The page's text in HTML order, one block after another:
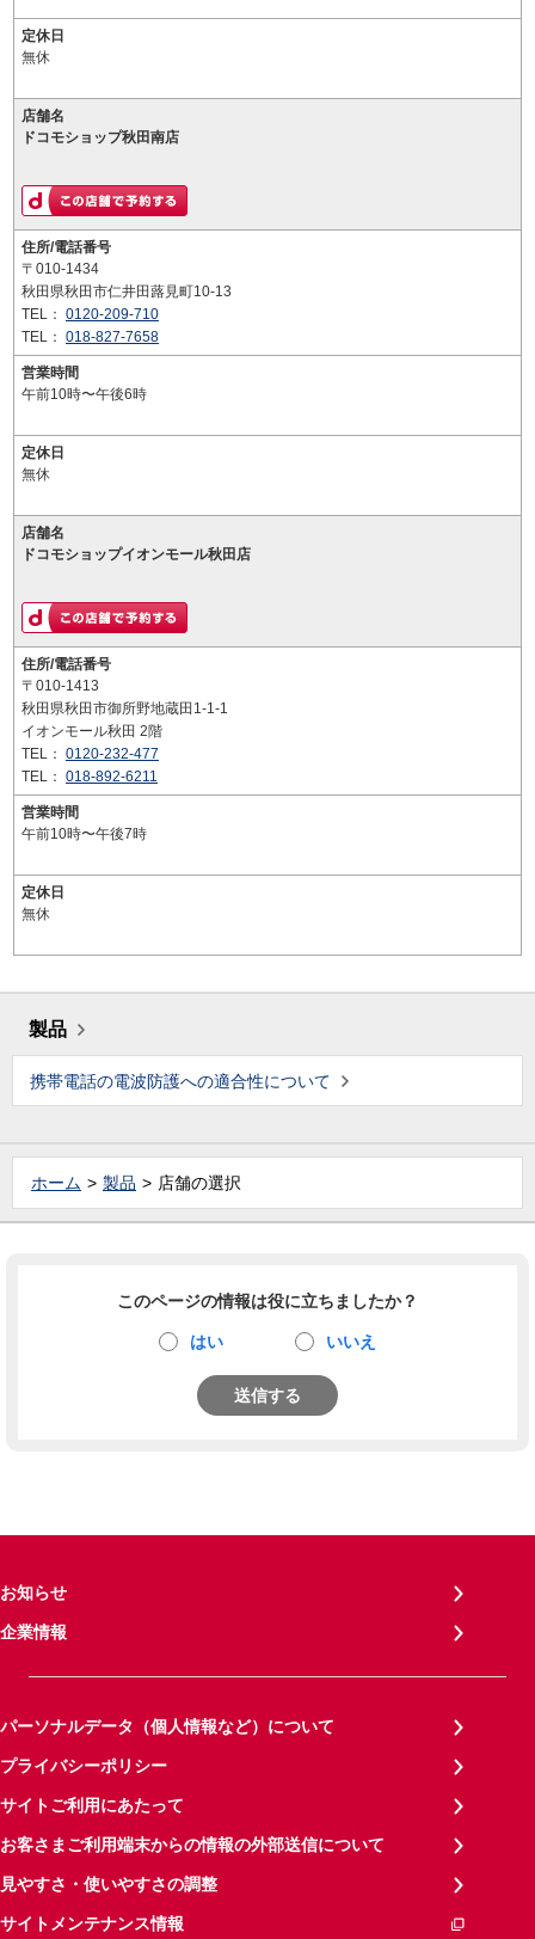
定休日
無休
店舗名
ドコモショップ秋田南店
住所/電話番号
〒010-1434
秋田県秋田市仁井田蕗見町10-13
TEL： 0120-209-710
TEL： 018-827-7658
営業時間
午前10時〜午後6時
定休日
無休
店舗名
ドコモショップイオンモール秋田店
住所/電話番号
〒010-1413
秋田県秋田市御所野地蔵田1-1-1
イオンモール秋田 2階
TEL： 0120-232-477
TEL： 018-892-6211
営業時間
午前10時〜午後7時
定休日
無休
製品
携帯電話の電波防護への適合性について
ホーム 製品 店舗の選択
このページの情報は役に立ちましたか？
はい いいえ
送信する
お知らせ
企業情報
パーソナルデータ（個人情報など）について
プライバシーポリシー
サイトご利用にあたって
お客さまご利用端末からの情報の外部送信について
見やすさ・使いやすさの調整
サイトメンテナンス情報